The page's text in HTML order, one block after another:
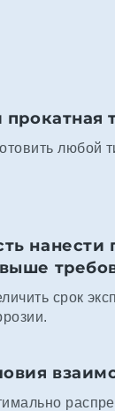
прокатная
любой
нанести
срок